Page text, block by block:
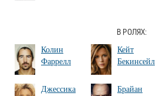
В РОЛЯХ:
Колин
Фаррелл
Кейт
Бекинсейл
Джессика
Брайан